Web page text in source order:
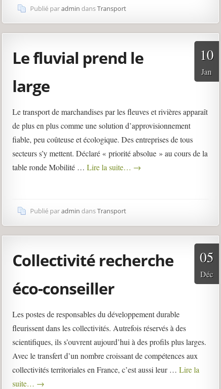
Publié paradmin dansTransport
Le fluvial prend le
large
10
Jan
Le transport de marchandises par les fleuves et rivières apparaît
de plus en plus comme une solution d’approvisionnement
fiable, peu coûteuse et écologique. Des entreprises de tous
secteurs s’y mettent. Déclaré « priorité absolue » au cours de la
table ronde Mobilité …Lire la suite… →
Publié paradmin dansTransport
Collectivité recherche
éco-conseiller
05
Déc
Les postes de responsables du développement durable
fleurissent dans les collectivités. Autrefois réservés à des
scientifiques, ils s’ouvrent aujourd’hui à des profils plus larges.
Avec le transfert d’un nombre croissant de compétences aux
collectivités territoriales en France, c’est aussi leur …Lire la
suite… →